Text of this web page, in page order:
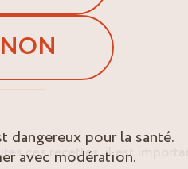
ces recettes, il est
NON
dangereux pour la santé.
avec modération.